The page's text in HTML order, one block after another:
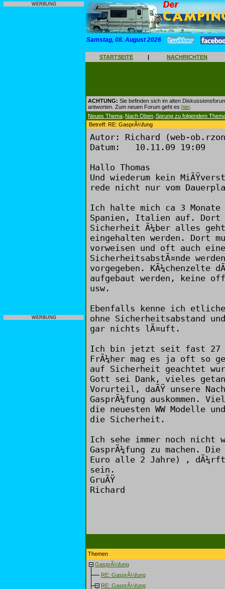
WERBUNG
WERBUNG
Samstag, 08. August 2026
STARTSEITE | NACHRICHTEN
ACHTUNG: Sie befinden sich im alten
antworten. Zum neuen Forum geht es hier.
Neues Thema | Nach Oben | Sprung zu folgendem
Betreff: RE: GasprÃ¼fung
Autor: Richard (web-
Datum: 10.11.09 19:09
Hallo Thomas
Und wiederum kein
rede nicht nur vom
Ich halte mich ca 3
Spanien, Italien auf. Dort
Sicherheit Ã¼ber alles
eingehalten werden. Dort
vorweisen und oft auch
SicherheitsabstÃ¤nde
vorgegeben. KÃ¼chenzelte
aufgebaut werden, keine
usw.
Ebenfalls kenne ich
ohne Sicherheitsabstand
gar nichts lÃ¤uft.
Ich bin jetzt seit fast 27
FrÃ¼her mag es ja oft so
auf Sicherheit geachtet
Gott sei Dank, vieles
Vorurteil, daÃŸ unsere
GasprÃ¼fung auskommen.
die neuesten WW Modelle
die Sicherheit.
Ich sehe immer noch nicht
GasprÃ¼fung zu machen.
Euro alle 2 Jahre) ,
sein.
GruÃŸ
Richard
Themen
GasprÃ¼fung
RE: GasprÃ¼fung
RE: GasprÃ¼fung